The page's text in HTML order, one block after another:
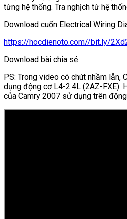
từng hệ thống. Tra nghịch từ hệ
Download cuốn Electrical Wiring
https://hocdienoto.com//bit.ly/
Download bài chia sẻ
PS: Trong video có chút nhầm lẫn,
dụng động cơ L4-2.4L (2AZ-FXE).
của Camry 2007 sử dụng trên